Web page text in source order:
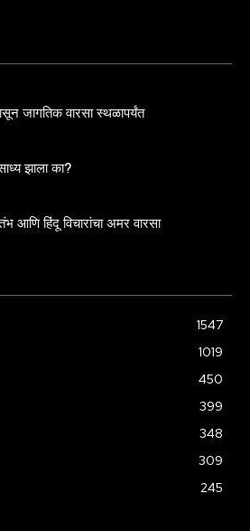
जागतिक वारसा स्थळापर्यंत
झाला का?
आणि हिंदू विचारांचा अमर वारसा
1547
1019
450
399
348
309
245